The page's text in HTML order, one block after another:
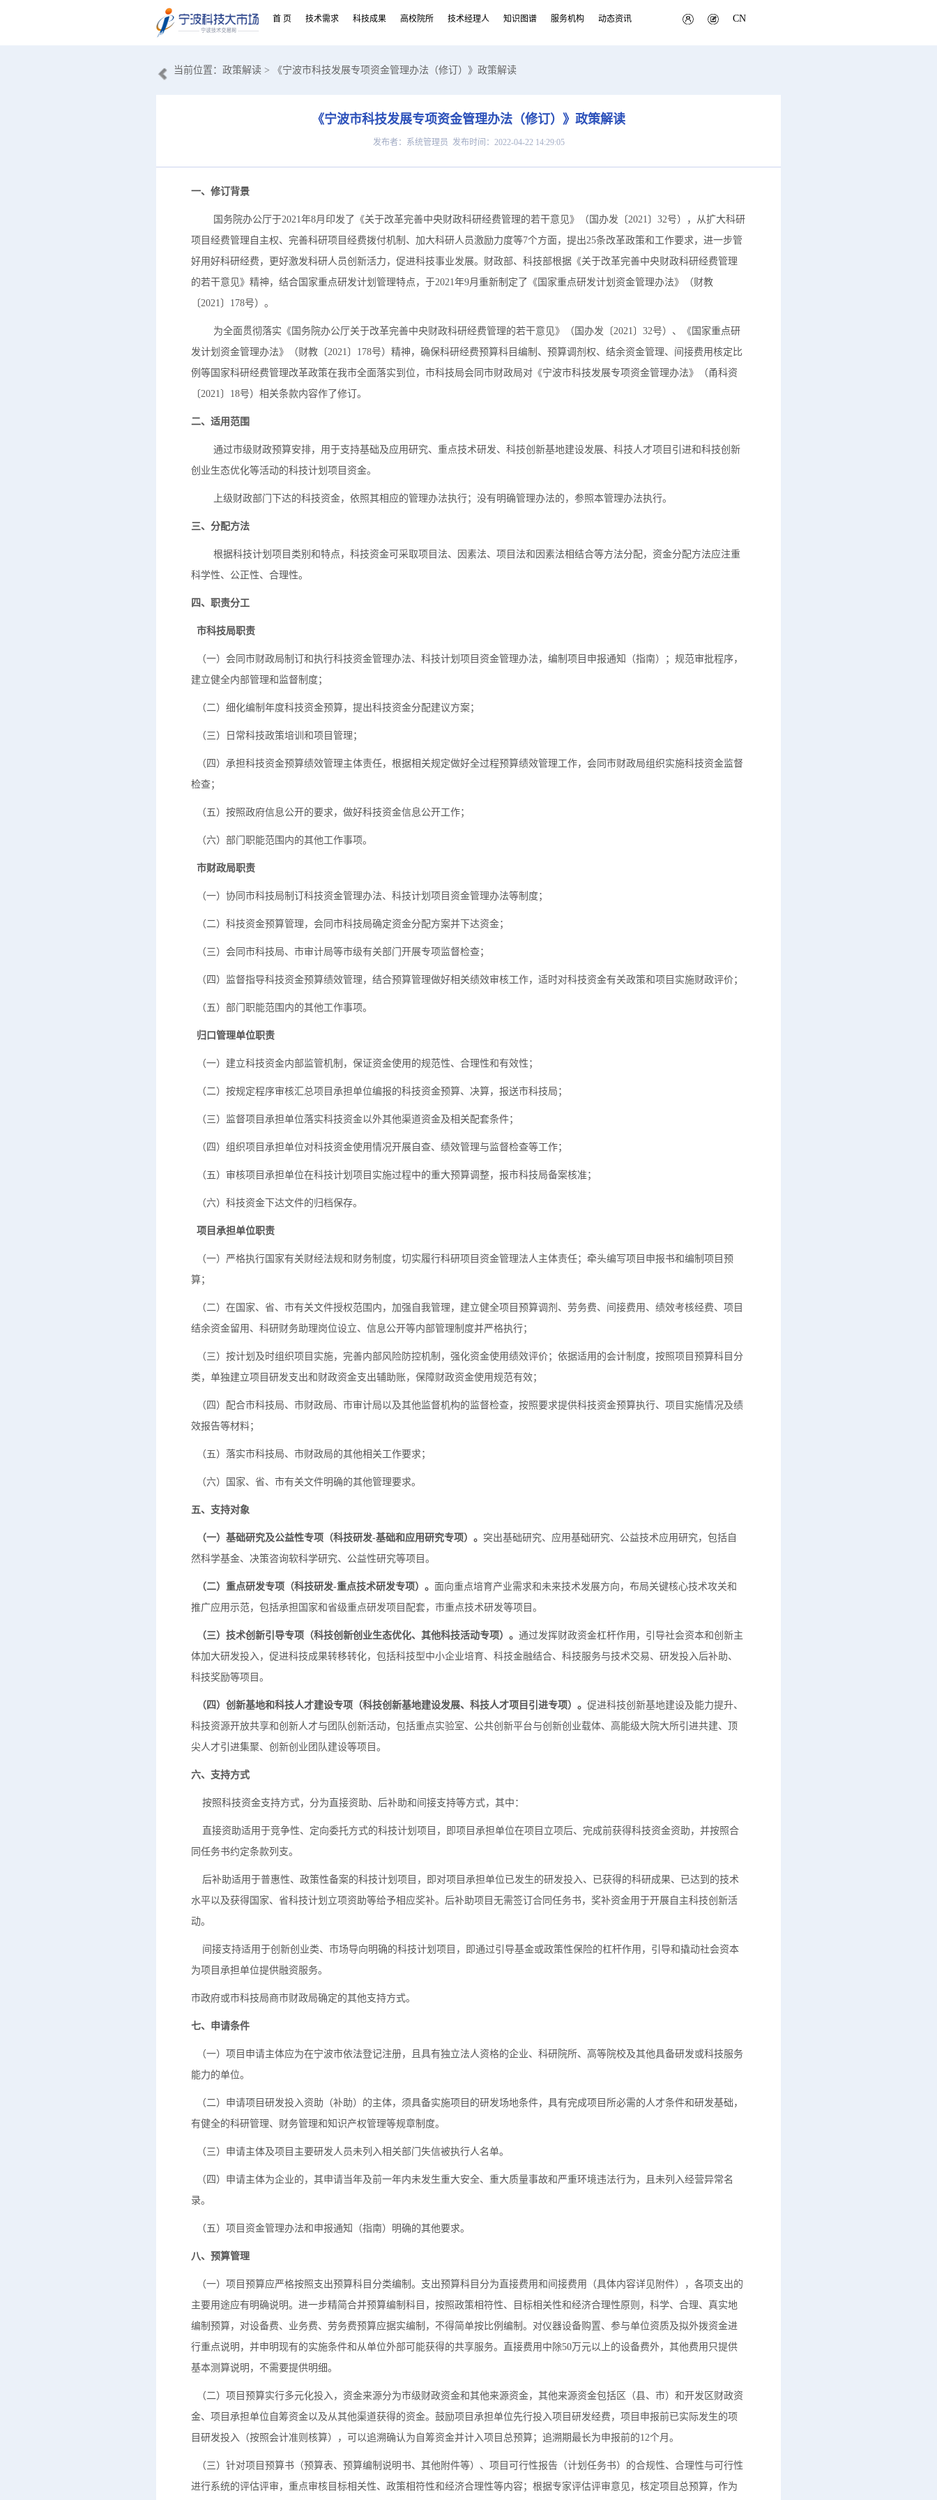
首 页 技术需求 科技成果 高校院所 技术经理人 知识图谱 服务机构 动态资讯 CN
当前位置： 政策解读 > 《宁波市科技发展专项资金管理办法（修订）》政策解读
《宁波市科技发展专项资金管理办法（修订）》政策解读
发布者：系统管理员 发布时间：2022-04-22 14:29:05
一、修订背景
国务院办公厅于2021年8月印发了《关于改革完善中央财政科研经费管理的若干意见》（国办发〔2021〕32号），从扩大科研
项目经费管理自主权、完善科研项目经费拨付机制、加大科研人员激励力度等7个方面，提出25条改革政策和工作要求，进一步管
好用好科研经费，更好激发科研人员创新活力，促进科技事业发展。财政部、科技部根据《关于改革完善中央财政科研经费管理
的若干意见》精神，结合国家重点研发计划管理特点，于2021年9月重新制定了《国家重点研发计划资金管理办法》（财教
〔2021〕178号）。
为全面贯彻落实《国务院办公厅关于改革完善中央财政科研经费管理的若干意见》（国办发〔2021〕32号）、《国家重点研
发计划资金管理办法》（财教〔2021〕178号）精神，确保科研经费预算科目编制、预算调剂权、结余资金管理、间接费用核定比
例等国家科研经费管理改革政策在我市全面落实到位，市科技局会同市财政局对《宁波市科技发展专项资金管理办法》（甬科资
〔2021〕18号）相关条款内容作了修订。
二、适用范围
通过市级财政预算安排，用于支持基础及应用研究、重点技术研发、科技创新基地建设发展、科技人才项目引进和科技创新
创业生态优化等活动的科技计划项目资金。
上级财政部门下达的科技资金，依照其相应的管理办法执行；没有明确管理办法的，参照本管理办法执行。
三、分配方法
根据科技计划项目类别和特点，科技资金可采取项目法、因素法、项目法和因素法相结合等方法分配，资金分配方法应注重
科学性、公正性、合理性。
四、职责分工
市科技局职责
（一）会同市财政局制订和执行科技资金管理办法、科技计划项目资金管理办法，编制项目申报通知（指南）；规范审批程序，
建立健全内部管理和监督制度；
（二）细化编制年度科技资金预算，提出科技资金分配建议方案；
（三）日常科技政策培训和项目管理；
（四）承担科技资金预算绩效管理主体责任，根据相关规定做好全过程预算绩效管理工作，会同市财政局组织实施科技资金监督
检查；
（五）按照政府信息公开的要求，做好科技资金信息公开工作；
（六）部门职能范围内的其他工作事项。
市财政局职责
（一）协同市科技局制订科技资金管理办法、科技计划项目资金管理办法等制度；
（二）科技资金预算管理，会同市科技局确定资金分配方案并下达资金；
（三）会同市科技局、市审计局等市级有关部门开展专项监督检查；
（四）监督指导科技资金预算绩效管理，结合预算管理做好相关绩效审核工作，适时对科技资金有关政策和项目实施财政评价；
（五）部门职能范围内的其他工作事项。
归口管理单位职责
（一）建立科技资金内部监管机制，保证资金使用的规范性、合理性和有效性；
（二）按规定程序审核汇总项目承担单位编报的科技资金预算、决算，报送市科技局；
（三）监督项目承担单位落实科技资金以外其他渠道资金及相关配套条件；
（四）组织项目承担单位对科技资金使用情况开展自查、绩效管理与监督检查等工作；
（五）审核项目承担单位在科技计划项目实施过程中的重大预算调整，报市科技局备案核准；
（六）科技资金下达文件的归档保存。
项目承担单位职责
（一）严格执行国家有关财经法规和财务制度，切实履行科研项目资金管理法人主体责任；牵头编写项目申报书和编制项目预
算；
（二）在国家、省、市有关文件授权范围内，加强自我管理，建立健全项目预算调剂、劳务费、间接费用、绩效考核经费、项目
结余资金留用、科研财务助理岗位设立、信息公开等内部管理制度并严格执行；
（三）按计划及时组织项目实施，完善内部风险防控机制，强化资金使用绩效评价；依据适用的会计制度，按照项目预算科目分
类，单独建立项目研发支出和财政资金支出辅助账，保障财政资金使用规范有效；
（四）配合市科技局、市财政局、市审计局以及其他监督机构的监督检查，按照要求提供科技资金预算执行、项目实施情况及绩
效报告等材料；
（五）落实市科技局、市财政局的其他相关工作要求；
（六）国家、省、市有关文件明确的其他管理要求。
五、支持对象
（一）基础研究及公益性专项（科技研发-基础和应用研究专项）。 突出基础研究、应用基础研究、公益技术应用研究，包括自
然科学基金、决策咨询软科学研究、公益性研究等项目。
（二）重点研发专项（科技研发-重点技术研发专项）。 面向重点培育产业需求和未来技术发展方向，布局关键核心技术攻关和
推广应用示范，包括承担国家和省级重点研发项目配套，市重点技术研发等项目。
（三）技术创新引导专项（科技创新创业生态优化、其他科技活动专项）。 通过发挥财政资金杠杆作用，引导社会资本和创新主
体加大研发投入，促进科技成果转移转化，包括科技型中小企业培育、科技金融结合、科技服务与技术交易、研发投入后补助、
科技奖励等项目。
（四）创新基地和科技人才建设专项（科技创新基地建设发展、科技人才项目引进专项）。 促进科技创新基地建设及能力提升、
科技资源开放共享和创新人才与团队创新活动，包括重点实验室、公共创新平台与创新创业载体、高能级大院大所引进共建、顶
尖人才引进集聚、创新创业团队建设等项目。
六、支持方式
按照科技资金支持方式，分为直接资助、后补助和间接支持等方式，其中：
直接资助适用于竞争性、定向委托方式的科技计划项目，即项目承担单位在项目立项后、完成前获得科技资金资助，并按照合
同任务书约定条款列支。
后补助适用于普惠性、政策性备案的科技计划项目，即对项目承担单位已发生的研发投入、已获得的科研成果、已达到的技术
水平以及获得国家、省科技计划立项资助等给予相应奖补。后补助项目无需签订合同任务书，奖补资金用于开展自主科技创新活
动。
间接支持适用于创新创业类、市场导向明确的科技计划项目，即通过引导基金或政策性保险的杠杆作用，引导和撬动社会资本
为项目承担单位提供融资服务。
市政府或市科技局商市财政局确定的其他支持方式。
七、申请条件
（一）项目申请主体应为在宁波市依法登记注册，且具有独立法人资格的企业、科研院所、高等院校及其他具备研发或科技服务
能力的单位。
（二）申请项目研发投入资助（补助）的主体，须具备实施项目的研发场地条件，具有完成项目所必需的人才条件和研发基础，
有健全的科研管理、财务管理和知识产权管理等规章制度。
（三）申请主体及项目主要研发人员未列入相关部门失信被执行人名单。
（四）申请主体为企业的，其申请当年及前一年内未发生重大安全、重大质量事故和严重环境违法行为，且未列入经营异常名
录。
（五）项目资金管理办法和申报通知（指南）明确的其他要求。
八、预算管理
（一）项目预算应严格按照支出预算科目分类编制。支出预算科目分为直接费用和间接费用（具体内容详见附件），各项支出的
主要用途应有明确说明。进一步精简合并预算编制科目，按照政策相符性、目标相关性和经济合理性原则，科学、合理、真实地
编制预算，对设备费、业务费、劳务费预算应据实编制，不得简单按比例编制。对仪器设备购置、参与单位资质及拟外拨资金进
行重点说明，并申明现有的实施条件和从单位外部可能获得的共享服务。直接费用中除50万元以上的设备费外，其他费用只提供
基本测算说明，不需要提供明细。
（二）项目预算实行多元化投入，资金来源分为市级财政资金和其他来源资金，其他来源资金包括区（县、市）和开发区财政资
金、项目承担单位自筹资金以及从其他渠道获得的资金。鼓励项目承担单位先行投入项目研发经费，项目申报前已实际发生的项
目研发投入（按照会计准则核算），可以追溯确认为自筹资金并计入项目总预算；追溯期最长为申报前的12个月。
（三）针对项目预算书（预算表、预算编制说明书、其他附件等）、项目可行性报告（计划任务书）的合规性、合理性与可行性
进行系统的评估评审，重点审核目标相关性、政策相符性和经济合理性等内容；根据专家评估评审意见，核定项目总预算，作为